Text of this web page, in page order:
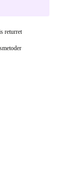
returret